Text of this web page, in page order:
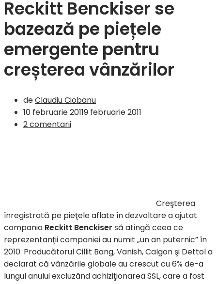
Reckitt Benckiser se
bazează pe piețele
emergente pentru
creșterea vânzărilor
deClaudiu Ciobanu
10 februarie 20119 februarie 2011
2 comentarii
Creşterea
înregistrată pe pieţele aflate în dezvoltare a ajutat
compania Reckitt Benckiser să atingă ceea ce
reprezentanţii companiei au numit „un an puternic” în
2010. Producătorul Cillit Bang, Vanish, Calgon şi Dettol a
declarat că vânzările globale au crescut cu 6% de-a
lungul anului excluzând achiziţionarea SSL, care a fost